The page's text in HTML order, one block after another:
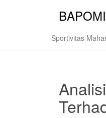
Sportivitas